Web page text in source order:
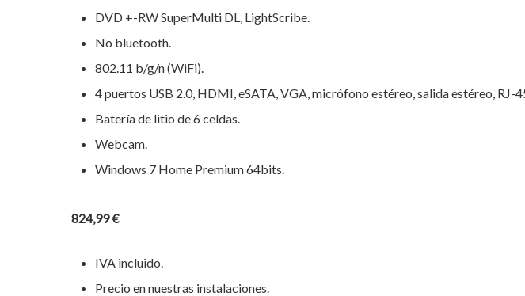
DVD +-RW SuperMulti DL, LightScribe.
No bluetooth.
802.11 b/g/n (WiFi).
4 puertos USB 2.0, HDMI, eSATA, VGA, micrófono estéreo, salida estéreo, RJ-
Batería de litio de 6 celdas.
Webcam.
Windows 7 Home Premium 64bits.
824,99 €
IVA incluido.
Precio en nuestras instalaciones.